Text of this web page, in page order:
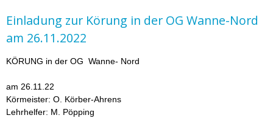
Einladung zur Körung in der OG Wanne-Nord
am 26.11.2022
KÖRUNG in der OG Wanne- Nord
am 26.11.22
Körmeister: O. Körber-Ahrens
Lehrhelfer: M. Pöpping